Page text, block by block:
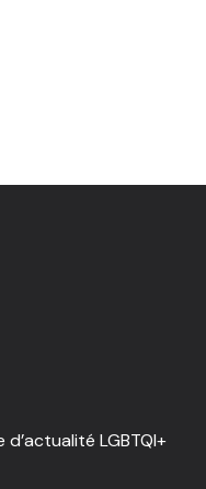
LGBTQI+